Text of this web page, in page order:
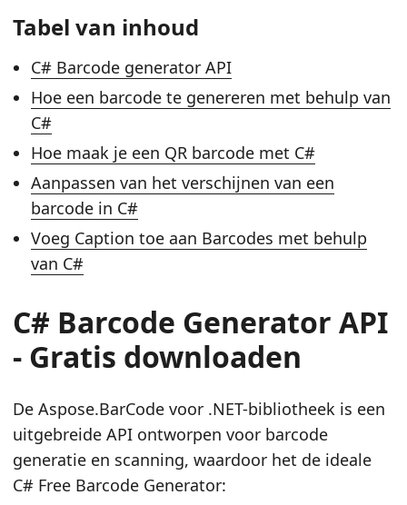
Tabel van inhoud
C# Barcode generator API
Hoe een barcode te genereren met behulp van
C#
Hoe maak je een QR barcode met C#
Aanpassen van het verschijnen van een
barcode in C#
Voeg Caption toe aan Barcodes met behulp
van C#
C# Barcode Generator API
- Gratis downloaden
De Aspose.BarCode voor .NET-bibliotheek is een
uitgebreide API ontworpen voor barcode
generatie en scanning, waardoor het de ideale
C# Free Barcode Generator: